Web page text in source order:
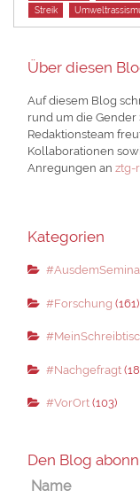
Streik
Über diesen
Auf diesem Blog
rund um die Gender
Redaktionsteam
Kollaborationen
Anregungen anztg-
Kategorien
#Forschung (161)
#Nachgefragt
#VorOrt(103)
Den Blog
Name